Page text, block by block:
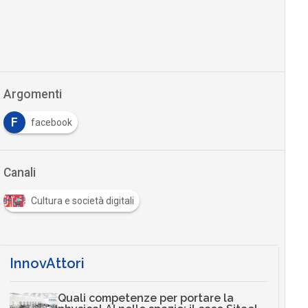
Argomenti
F facebook
Canali
Cultura e società digitali
InnovAttori
Quali competenze per portare la